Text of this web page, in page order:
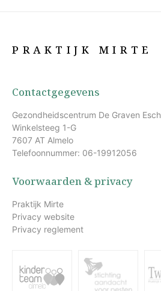
PRAKTIJK MIRTE
Contactgegevens
Gezondheidscentrum De Graven Esch
Winkelsteeg 1-G
7607 AT Almelo
Telefoonnummer: 06-19912056
Voorwaarden & privacy
Praktijk Mirte
Privacy website
Privacy reglement